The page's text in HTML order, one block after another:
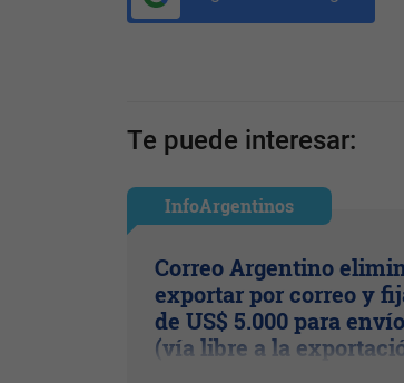
Te puede interesar:
InfoArgentinos
Correo Argentino
exportar por correo y
de US$ 5.000 para
(vía libre a la